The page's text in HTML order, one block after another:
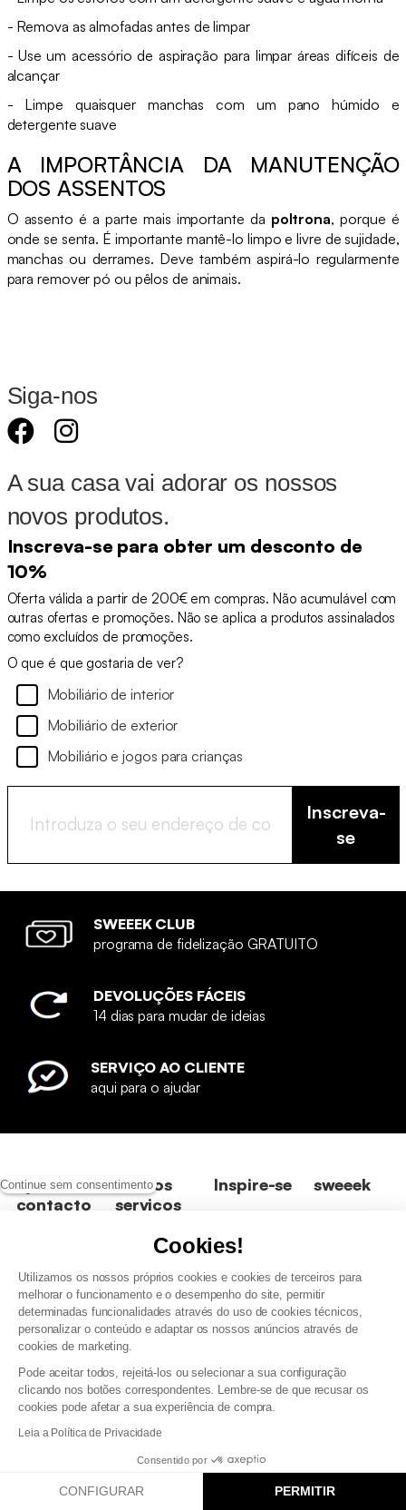
Continue sem consentimento
Cookies!
Utilizamos os nossos próprios cookies e cookies de terceiros para
melhorar o funcionamento e o desempenho do site, permitir
determinadas funcionalidades através do uso de cookies técnicos,
personalizar o conteúdo e adaptar os nossos anúncios através de
cookies de marketing.
Pode aceitar todos, rejeitá-los ou selecionar a sua configuração
clicando nos botões correspondentes. Lembre-se de que recusar os
cookies pode afetar a sua experiência de compra.
Leia a Política de Privacidade
Consentido por
CONFIGURAR PERMITIR
- Remova as almofadas antes de limpar
- Use um acessório de aspiração para limpar áreas difíceis de
alcançar
- Limpe quaisquer manchas com um pano húmido e
detergente suave
A IMPORTÂNCIA DA MANUTENÇÃO
DOS ASSENTOS
O assento é a parte mais importante da poltrona, porque é
onde se senta. É importante mantê-lo limpo e livre de sujidade,
manchas ou derrames. Deve também aspirá-lo regularmente
para remover pó ou pêlos de animais.
Siga-nos
A sua casa vai adorar os nossos
novos produtos.
Inscreva-se para obter um desconto de
10%
Oferta válida a partir de 200€ em compras. Não acumulável com
outras ofertas e promoções. Não se aplica a produtos assinalados
como excluídos de promoções.
O que é que gostaria de ver?
Mobiliário de interior
Mobiliário de exterior
Mobiliário e jogos para crianças
Inscreva-
se
SWEEEK CLUB
programa de fidelização GRATUITO
DEVOLUÇÕES FÁCEIS
14 dias para mudar de ideias
SERVIÇO AO CLIENTE
aqui para o ajudar
Ajuda e
contacto
encomenda?
Devoluções
e reembolsos
Perguntas
Contacte-
nos
Recolha de
Nossos
serviços
Formas de
pagamento
Envios e
entregas
Peças de
substituição
Cartão
presente
Programa de
fidelizaçao
Inspire-se
produtos
icónicos
Nossas
coleções
Sofás
sweeek
sweeek
*Condições
das ofertas e